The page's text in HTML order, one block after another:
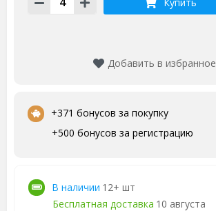
Добавить в избранное
•
+371 бонусов за покупку
+500 бонусов за регистрацию
В наличии 12+ шт
Бесплатная доставка 10 августа